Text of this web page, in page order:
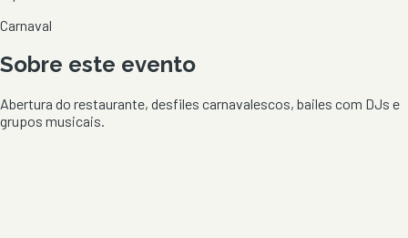
Carnaval
Sobre este evento
Abertura do restaurante, desfiles carnavalescos, bailes com DJs e
grupos musicais.